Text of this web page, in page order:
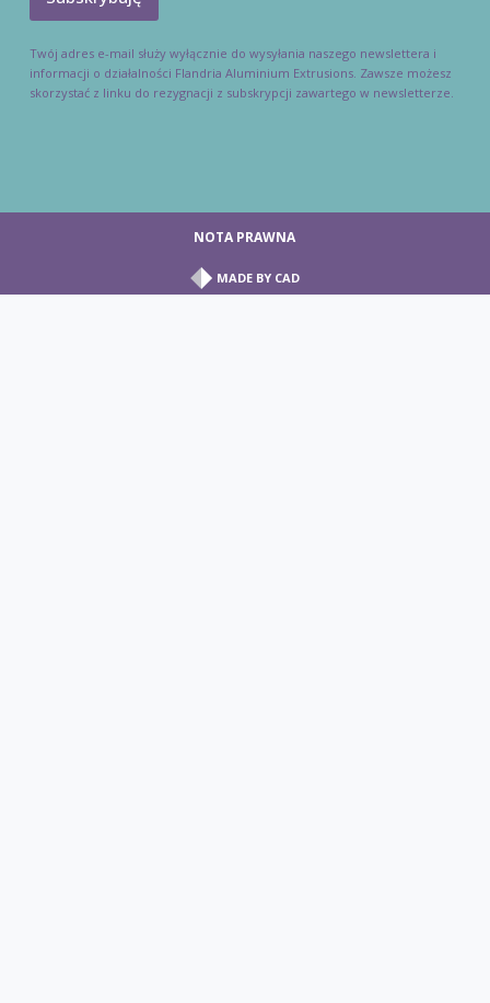
Twój adres e-mail służy wyłącznie do wysyłania naszego newslettera i
informacji o działalności Flandria Aluminium Extrusions. Zawsze możesz
skorzystać z linku do rezygnacji z subskrypcji zawartego w newsletterze.
MADE BYCAD
NOTA PRAWNA